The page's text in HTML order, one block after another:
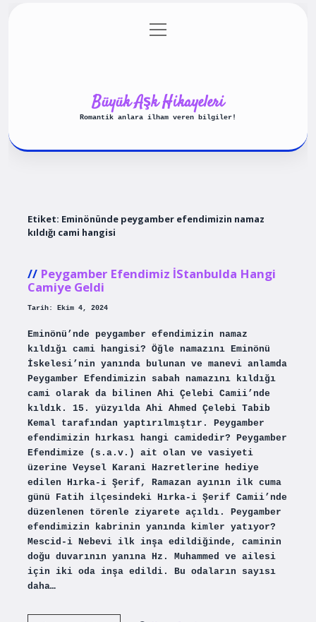
Gizlilik Politikası
menüyü
aç
Büyük Aşk Hikayeleri
Romantik anlara ilham veren bilgiler!
Etiket: Eminönünde peygamber efendimizin namaz
kıldığı cami hangisi
Peygamber Efendimiz İStanbulda Hangi
Camiye Geldi
Tarih: Ekim 4, 2024
Eminönü’nde peygamber efendimizin namaz
kıldığı cami hangisi? Öğle namazını Eminönü
İskelesi’nin yanında bulunan ve manevi anlamda
Peygamber Efendimizin sabah namazını kıldığı
cami olarak da bilinen Ahi Çelebi Camii’nde
kıldık. 15. yüzyılda Ahi Ahmed Çelebi Tabib
Kemal tarafından yaptırılmıştır. Peygamber
efendimizin hırkası hangi camidedir? Peygamber
Efendimize (s.a.v.) ait olan ve vasiyeti
üzerine Veysel Karani Hazretlerine hediye
edilen Hırka-i Şerif, Ramazan ayının ilk cuma
günü Fatih ilçesindeki Hırka-i Şerif Camii’nde
düzenlenen törenle ziyarete açıldı. Peygamber
efendimizin kabrinin yanında kimler yatıyor?
Mescid-i Nebevi ilk inşa edildiğinde, caminin
doğu duvarının yanına Hz. Muhammed ve ailesi
için iki oda inşa edildi. Bu odaların sayısı
daha…